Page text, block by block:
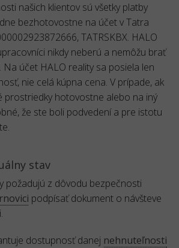
našich klientov sú všetky platby
bezhotovostne na účet v Tatra
TATRSKBX. HALO
nikdy neberú a nemôžu brať
účet HALO reality sa posiela len
nie celá kúpna cena. V prípade, ak
prostriedky hotovostne alebo na iný
že ste boli podvedení a pre istotu
stav
požadujú z dôvodu bezpečnosti
podpísať dokument o návšteve
dostupnosť danej nehnuteľnosti